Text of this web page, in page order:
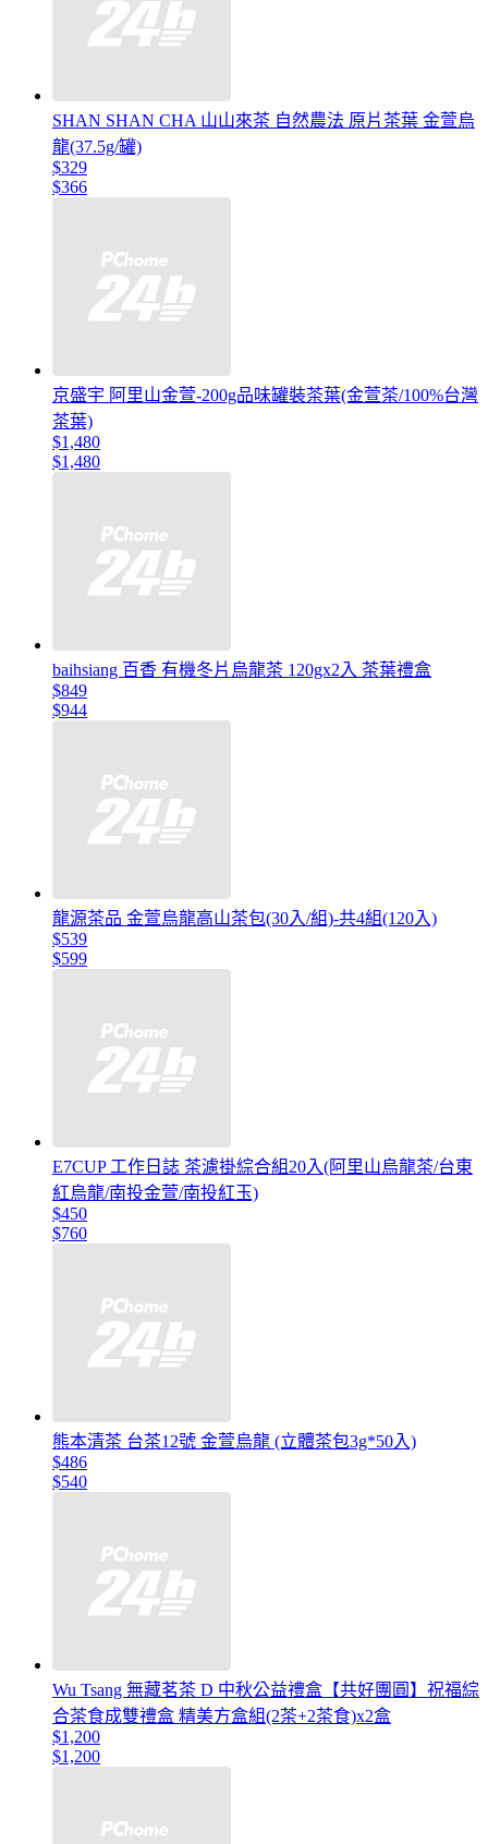
SHAN SHAN CHA 山山來茶 自然農法 原片茶葉 金萱烏
龍(37.5g/罐)
$329
$366
京盛宇 阿里山金萱-200g品味罐裝茶葉(金萱茶/100%台灣
茶葉)
$1,480
$1,480
baihsiang 百香 有機冬片烏龍茶 120gx2入 茶葉禮盒
$849
$944
龍源茶品 金萱烏龍高山茶包(30入/組)-共4組(120入)
$539
$599
E7CUP 工作日誌 茶濾掛綜合組20入(阿里山烏龍茶/台東
紅烏龍/南投金萱/南投紅玉)
$450
$760
熊本清茶 台茶12號 金萱烏龍 (立體茶包3g*50入)
$486
$540
Wu Tsang 無藏茗茶 D 中秋公益禮盒【共好團圓】祝福綜
合茶食成雙禮盒 精美方盒組(2茶+2茶食)x2盒
$1,200
$1,200